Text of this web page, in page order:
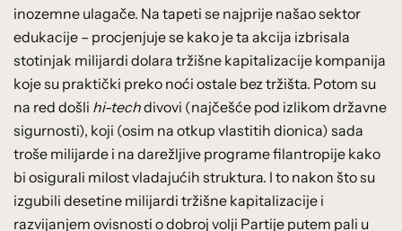
inozemne ulagače. Na tapeti se najprije našao sektor
edukacije – procjenjuje se kako je ta akcija izbrisala
stotinjak milijardi dolara tržišne kapitalizacije kompanija
koje su praktički preko noći ostale bez tržišta. Potom su
na red došli hi-techdivovi (najčešće pod izlikom državne
sigurnosti), koji (osim na otkup vlastitih dionica) sada
troše milijarde i na darežljive programe filantropije kako
bi osigurali milost vladajućih struktura. I to nakon što su
izgubili desetine milijardi tržišne kapitalizacije i
razvijanjem ovisnosti o dobroj volji Partije putem pali u